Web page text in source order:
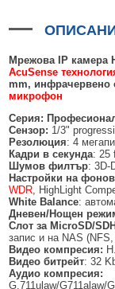
БЕЗЖИЧНИ МИШКИ
МЕДИА
БЕЗЖИЧНИ
БЕЗЖИЧНИ
БЕЗЖИЧНИ
БЕЗЖИЧНИ
БЕЗЖИЧНИ
ОКСИД
БЕЗЖИЧНИ
БЕЗКОНТАКТНИ
БЕЗЖИЧНИ
БЕЗЖИЧНИ ПАНЕЛИ
БЕЗЖИЧНИ
БЕЗЖИЧНИ МОДУЛИ И
КОМПЛЕКТИ
КОМУНИКАЦИОННИ
ALFALINE,
СТРАНИЦИ
INTERLINE,
BETALINE,
АКСЕСОАРИ ЗА
УПОТРЕБЯВАНА
Мрежова IP камера
AcuSense
mm, инфрачервено
микрофон
Серия:
Сензор: 1/3"
Резолюция: 4
Кадри в секунда: 25
Шумов филтър: 3D-
Настройки на
WDR, HighLight
White Balance:
Дневен/Нощен
Слот за MicroSD/
запис и на NAS
Видео компресия:
Видео битрейт: 32
Аудио компресия:
G.711ulaw/G711alaw/